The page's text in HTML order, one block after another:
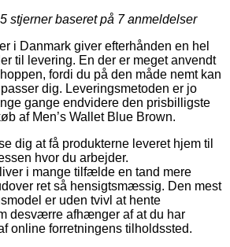
stjerner baseret på 7anmeldelser
i Danmark giver efterhånden en hel
til levering. En der er meget anvendt
fordi du på den måde nemt kan
dig. Leveringsmetoden er jo
gange endvidere den prisbilligste
af Men’s Wallet Blue Brown.
dig at få produkterne leveret hjem til
hvor du arbejder.
i mange tilfælde en tand mere
ret så hensigtsmæssig. Den mest
er uden tvivl at hente
desværre afhænger af at du har
online forretningens tilholdssted.